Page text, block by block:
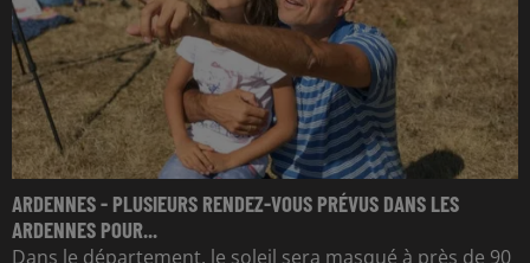
ARDENNES - PLUSIEURS RENDEZ-VOUS PRÉVUS DANS LES
ARDENNES POUR...
Dans le département, le soleil sera masqué à près de 90